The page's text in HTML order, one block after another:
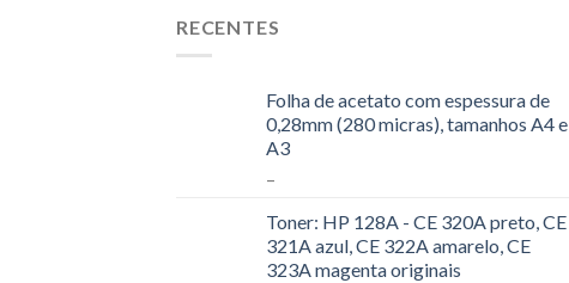
RECENTES
Folha de acetato com espessura de
0,28mm (280 micras), tamanhos A4 e
A3
–
Toner: HP 128A - CE 320A preto, CE
321A azul, CE 322A amarelo, CE
323A magenta originais